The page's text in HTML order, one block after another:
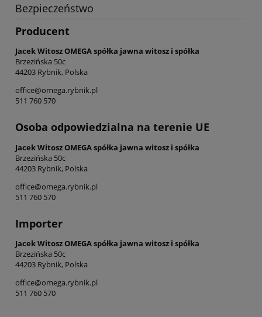
Bezpieczeństwo
Producent
Jacek Witosz OMEGA spółka jawna witosz i spółka
Brzezińska 50c
44203 Rybnik, Polska
office@omega.rybnik.pl
511 760 570
Osoba odpowiedzialna na terenie UE
Jacek Witosz OMEGA spółka jawna witosz i spółka
Brzezińska 50c
44203 Rybnik, Polska
office@omega.rybnik.pl
511 760 570
Importer
Jacek Witosz OMEGA spółka jawna witosz i spółka
Brzezińska 50c
44203 Rybnik, Polska
office@omega.rybnik.pl
511 760 570